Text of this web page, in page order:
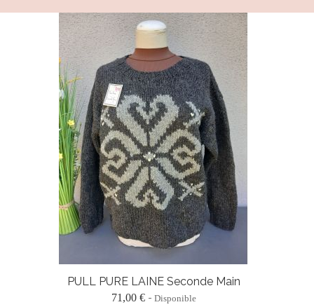
PULL PURE LAINE Seconde Main
71,00 € Disponible